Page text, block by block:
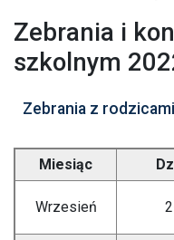
Zebrania i
szkolnym
Zebrania z
Miesiąc
Wrzesień